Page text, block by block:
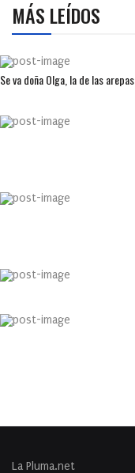
MÁS LEÍDOS
Se va doña Olga, la de las arepas
La Pluma.net